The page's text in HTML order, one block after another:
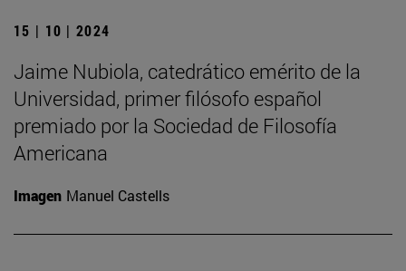
15 | 10 | 2024
Jaime Nubiola, catedrático emérito de la
Universidad, primer filósofo español
premiado por la Sociedad de Filosofía
Americana
Imagen Manuel Castells